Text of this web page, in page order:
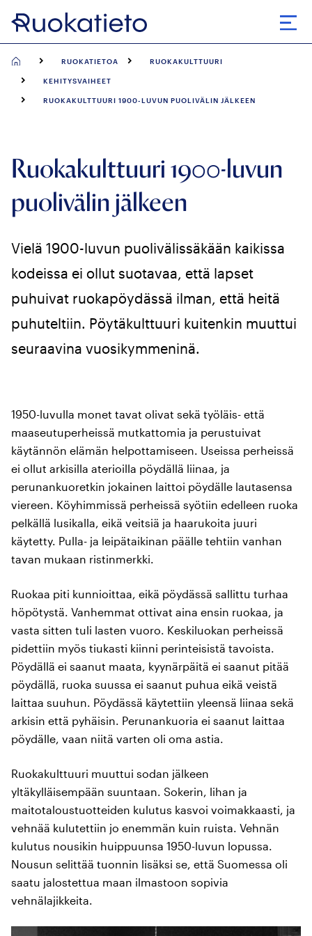
Siirry
suoraan
RUOKATIETOA RUOKAKULTTUURI
KEHITYSVAIHEET
RUOKAKULTTUURI 1900-LUVUN PUOLIVÄLIN JÄLKEEN
Ruokakulttuuri 1900-luvun
puolivälin jälkeen
Vielä 1900-luvun puolivälissäkään kaikissa
kodeissa ei ollut suotavaa, että lapset
puhuivat ruokapöydässä ilman, että heitä
puhuteltiin. Pöytäkulttuuri kuitenkin muuttui
seuraavina vuosikymmeninä.
1950-luvulla monet tavat olivat sekä työläis- että
maaseutuperheissä mutkattomia ja perustuivat
käytännön elämän helpottamiseen. Useissa perheissä
ei ollut arkisilla aterioilla pöydällä liinaa, ja
perunankuoretkin jokainen laittoi pöydälle lautasensa
viereen. Köyhimmissä perheissä syötiin edelleen ruoka
pelkällä lusikalla, eikä veitsiä ja haarukoita juuri
käytetty. Pulla- ja leipätaikinan päälle tehtiin vanhan
tavan mukaan ristinmerkki.
Ruokaa piti kunnioittaa, eikä pöydässä sallittu turhaa
höpötystä. Vanhemmat ottivat aina ensin ruokaa, ja
vasta sitten tuli lasten vuoro. Keskiluokan perheissä
pidettiin myös tiukasti kiinni perinteisistä tavoista.
Pöydällä ei saanut maata, kyynärpäitä ei saanut pitää
pöydällä, ruoka suussa ei saanut puhua eikä veistä
laittaa suuhun. Pöydässä käytettiin yleensä liinaa sekä
arkisin että pyhäisin. Perunankuoria ei saanut laittaa
pöydälle, vaan niitä varten oli oma astia.
Ruokakulttuuri muuttui sodan jälkeen
yltäkylläisempään suuntaan. Sokerin, lihan ja
maitotaloustuotteiden kulutus kasvoi voimakkaasti, ja
vehnää kulutettiin jo enemmän kuin ruista. Vehnän
kulutus nousikin huippuunsa 1950-luvun lopussa.
Nousun selittää tuonnin lisäksi se, että Suomessa oli
saatu jalostettua maan ilmastoon sopivia
vehnälajikkeita.